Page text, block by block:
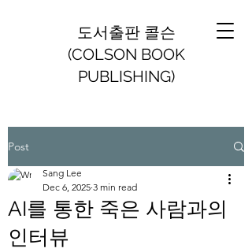
도서출판 콜슨
(COLSON BOOK
PUBLISHING)
Post
AI를 통한 죽은 사람과의
인터뷰
Sang Lee
Dec 6, 2025 3 min read